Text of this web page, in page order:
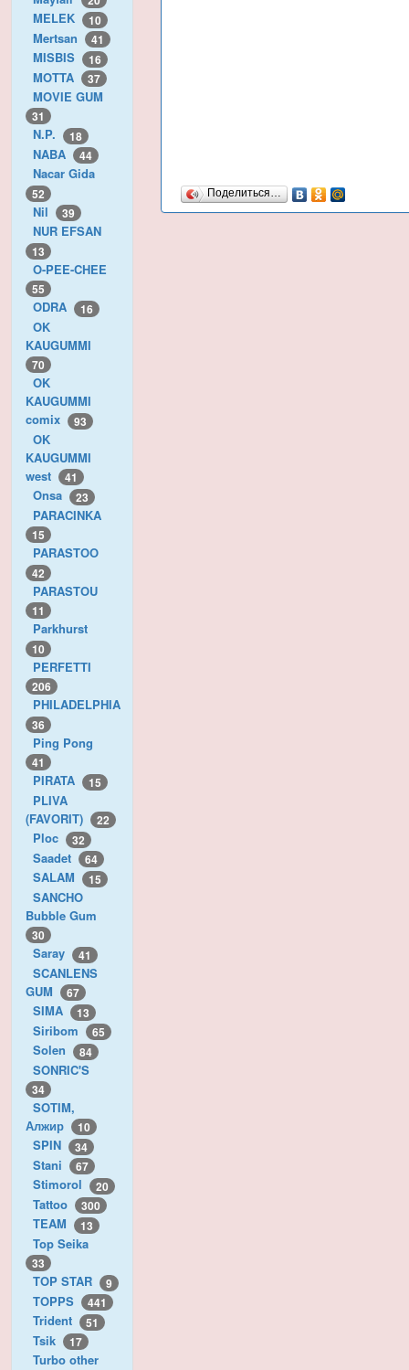
MELEK 10
Mertsan 41
MISBIS 16
MOTTA 37
MOVIE GUM
31
N.P. 18
NABA 44
Nacar Gida
52
Nil 39
NUR EFSAN
13
O-PEE-CHEE
55
ODRA 16
OK
KAUGUMMI
70
OK
KAUGUMMI
comix
93
OK
KAUGUMMI
west
41
Onsa 23
PARACINKA
15
PARASTOO
42
PARASTOU
11
Parkhurst
10
PERFETTI
206
PHILADELPHIA
36
Ping Pong
41
PIRATA 15
PLIVA
(FAVORIT)
22
Ploc 32
Saadet 64
SALAM 15
SANCHO
Bubble Gum
30
Saray 41
SCANLENS
GUM
67
SIMA 13
Siribom 65
Solen 84
SONRIC'S
34
SOTIM,
Алжир
10
SPIN 34
Stani 67
Stimorol 20
Tattoo 300
TEAM 13
Top Seika
33
TOP STAR 9
TOPPS 441
Trident 51
Tsik 17
Turbo other
Поделиться…